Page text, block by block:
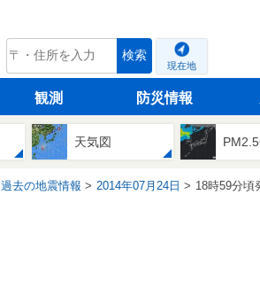
tenki.jp 検索
現在地
観測 防災情報
天気図
過去の地震情報 2014年07月24日 18時59分頃